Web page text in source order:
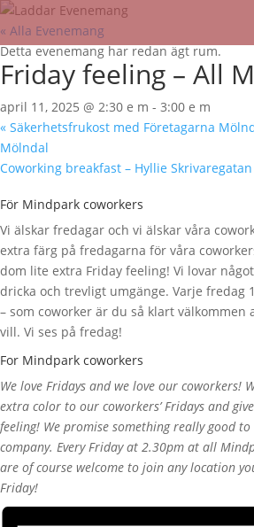
« Alla Evenemang
Detta evenemang har redan ägt rum.
Friday feeling – All
april 11, 2025 @ 2:30 e m - 3:00 e m
« Säkerhetsfrukost med Företagarna
Mölndal
Coworking breakfast – Hyllie Skrivaregatan
För Mindpark coworkers
Vi älskar fredagar och vi älskar våra
extra färg på fredagarna för våra
dom lite extra Friday feeling! Vi lovar
dricka och trevligt umgänge. Varje fredag
– som coworker är du så klart
vill. Vi ses på fredag!
For Mindpark coworkers
We love Fridays and we love our coworkers!
extra color to our coworkers’ Fridays and
feeling! We promise something really good
company. Every Friday at 2.30pm at all
are of course welcome to join any location
Friday!